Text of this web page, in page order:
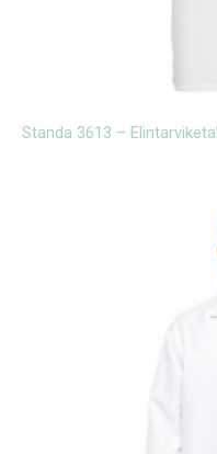
Standa 3613 –